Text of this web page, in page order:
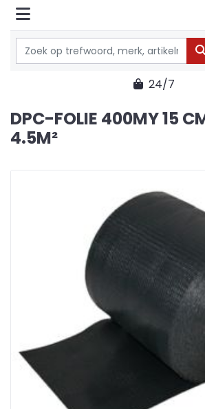
1% extra online
DPC-FOLIE 400MY 15
4.5M²